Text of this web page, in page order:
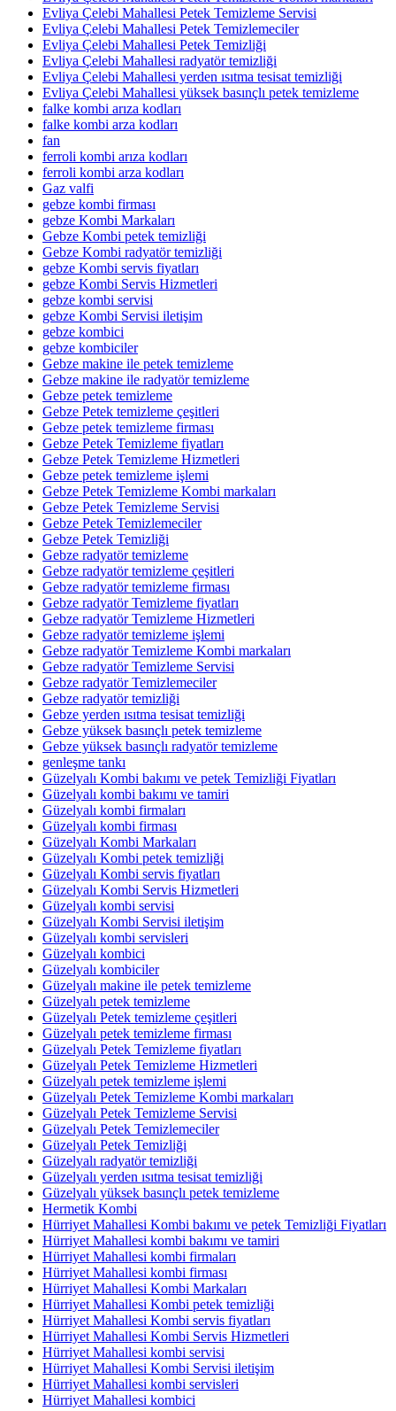
Evliya Çelebi Mahallesi Petek Temizleme Servisi
Evliya Çelebi Mahallesi Petek Temizlemeciler
Evliya Çelebi Mahallesi Petek Temizliği
Evliya Çelebi Mahallesi radyatör temizliği
Evliya Çelebi Mahallesi yerden ısıtma tesisat temizliği
Evliya Çelebi Mahallesi yüksek basınçlı petek temizleme
falke kombi arıza kodları
falke kombi arza kodları
fan
ferroli kombi arıza kodları
ferroli kombi arza kodları
Gaz valfi
gebze kombi firması
gebze Kombi Markaları
Gebze Kombi petek temizliği
Gebze Kombi radyatör temizliği
gebze Kombi servis fiyatları
gebze Kombi Servis Hizmetleri
gebze kombi servisi
gebze Kombi Servisi iletişim
gebze kombici
gebze kombiciler
Gebze makine ile petek temizleme
Gebze makine ile radyatör temizleme
Gebze petek temizleme
Gebze Petek temizleme çeşitleri
Gebze petek temizleme firması
Gebze Petek Temizleme fiyatları
Gebze Petek Temizleme Hizmetleri
Gebze petek temizleme işlemi
Gebze Petek Temizleme Kombi markaları
Gebze Petek Temizleme Servisi
Gebze Petek Temizlemeciler
Gebze Petek Temizliği
Gebze radyatör temizleme
Gebze radyatör temizleme çeşitleri
Gebze radyatör temizleme firması
Gebze radyatör Temizleme fiyatları
Gebze radyatör Temizleme Hizmetleri
Gebze radyatör temizleme işlemi
Gebze radyatör Temizleme Kombi markaları
Gebze radyatör Temizleme Servisi
Gebze radyatör Temizlemeciler
Gebze radyatör temizliği
Gebze yerden ısıtma tesisat temizliği
Gebze yüksek basınçlı petek temizleme
Gebze yüksek basınçlı radyatör temizleme
genleşme tankı
Güzelyalı Kombi bakımı ve petek Temizliği Fiyatları
Güzelyalı kombi bakımı ve tamiri
Güzelyalı kombi firmaları
Güzelyalı kombi firması
Güzelyalı Kombi Markaları
Güzelyalı Kombi petek temizliği
Güzelyalı Kombi servis fiyatları
Güzelyalı Kombi Servis Hizmetleri
Güzelyalı kombi servisi
Güzelyalı Kombi Servisi iletişim
Güzelyalı kombi servisleri
Güzelyalı kombici
Güzelyalı kombiciler
Güzelyalı makine ile petek temizleme
Güzelyalı petek temizleme
Güzelyalı Petek temizleme çeşitleri
Güzelyalı petek temizleme firması
Güzelyalı Petek Temizleme fiyatları
Güzelyalı Petek Temizleme Hizmetleri
Güzelyalı petek temizleme işlemi
Güzelyalı Petek Temizleme Kombi markaları
Güzelyalı Petek Temizleme Servisi
Güzelyalı Petek Temizlemeciler
Güzelyalı Petek Temizliği
Güzelyalı radyatör temizliği
Güzelyalı yerden ısıtma tesisat temizliği
Güzelyalı yüksek basınçlı petek temizleme
Hermetik Kombi
Hürriyet Mahallesi Kombi bakımı ve petek Temizliği Fiyatları
Hürriyet Mahallesi kombi bakımı ve tamiri
Hürriyet Mahallesi kombi firmaları
Hürriyet Mahallesi kombi firması
Hürriyet Mahallesi Kombi Markaları
Hürriyet Mahallesi Kombi petek temizliği
Hürriyet Mahallesi Kombi servis fiyatları
Hürriyet Mahallesi Kombi Servis Hizmetleri
Hürriyet Mahallesi kombi servisi
Hürriyet Mahallesi Kombi Servisi iletişim
Hürriyet Mahallesi kombi servisleri
Hürriyet Mahallesi kombici